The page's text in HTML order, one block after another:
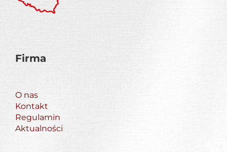
Firma
O nas
Kontakt
Regulamin
Aktualności